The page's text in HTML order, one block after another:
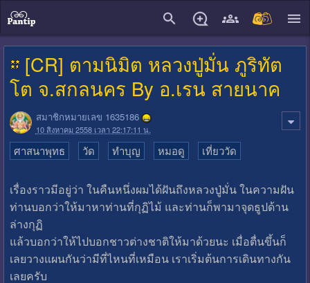
[CR] ตามนิมิต หลวงปู่มั่น ภูริทัต
โต จ.สกลนคร By อ.เรน สายนาค
สมาชิกหมายเลข 1635186
10 สิงหาคม 2558 เวลา 22:17:11 น.
ศาสนาพุทธ วัด ทำบุญ หมอดู เที่ยววัด
เรื่องราวมีอยู่ว่า ในคืนหนึ่งผมได้ฝันถึงหลวงปู่มั่น ในความฝัน
ท่านบอกว่าให้มาหาท่านที่กุฏิไม้ และท่านก็พามาจุดธูปด้าน
ล่างกุฏิ
แล้วบอกว่าให้ไปบอกชาวต่างชาติให้มาด้วยนะ เมื่อตื่นขึ้นก็
เลยวางแผนกันว่ามีที่ไหนที่เหมือน เราเริ่มต้นการเดินทางกัน
เลยครับ
close